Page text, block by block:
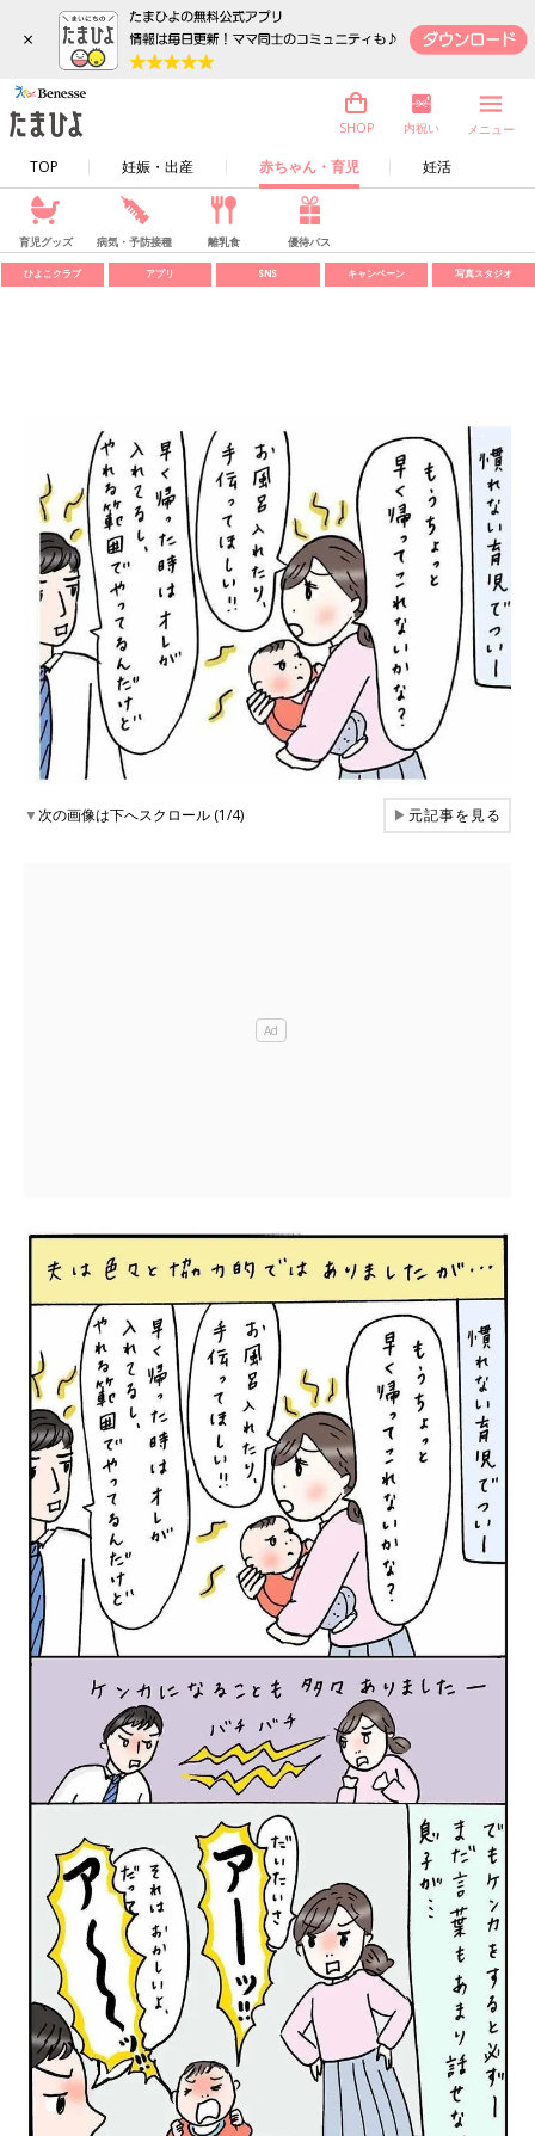
×
TOP 妊娠・出産 赤ちゃん・育児 妊活
SHOP 内祝い メニュー
育児グッズ 病気・予防接種 離乳食 優待パス
ひよこクラブ アプリ SNS キャンペーン 写真スタジオ
▼次の画像は下へスクロール (1/4) ▶元記事を見る